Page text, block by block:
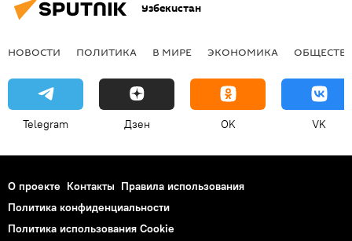
Узбекистан
НОВОСТИ ПОЛИТИКА В МИРЕ ЭКОНОМИКА
Telegram Дзен OK VK
О проекте Контакты Правила использования
Политика конфиденциальности
Политика использования Cookie